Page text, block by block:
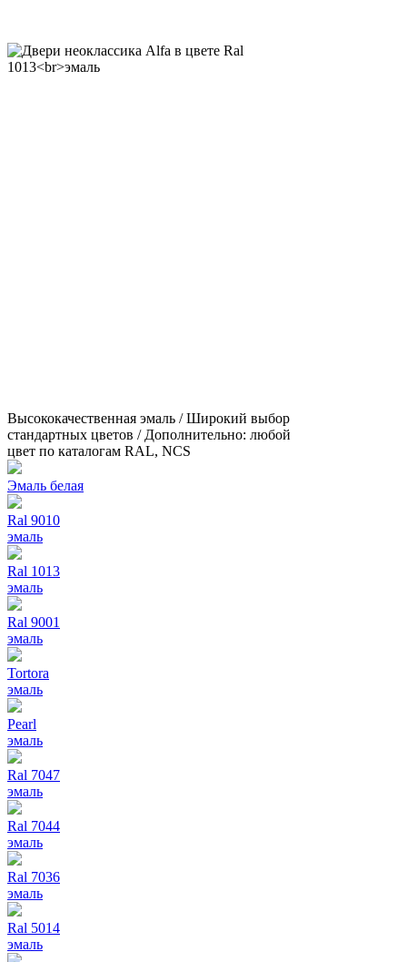
Высококачественная эмаль / Широкий выбор
стандартных цветов / Дополнительно: любой
цвет по каталогам RAL, NCS
Эмаль белая
Ral 9010
эмаль
Ral 1013
эмаль
Ral 9001
эмаль
Tortora
эмаль
Pearl
эмаль
Ral 7047
эмаль
Ral 7044
эмаль
Ral 7036
эмаль
Ral 5014
эмаль